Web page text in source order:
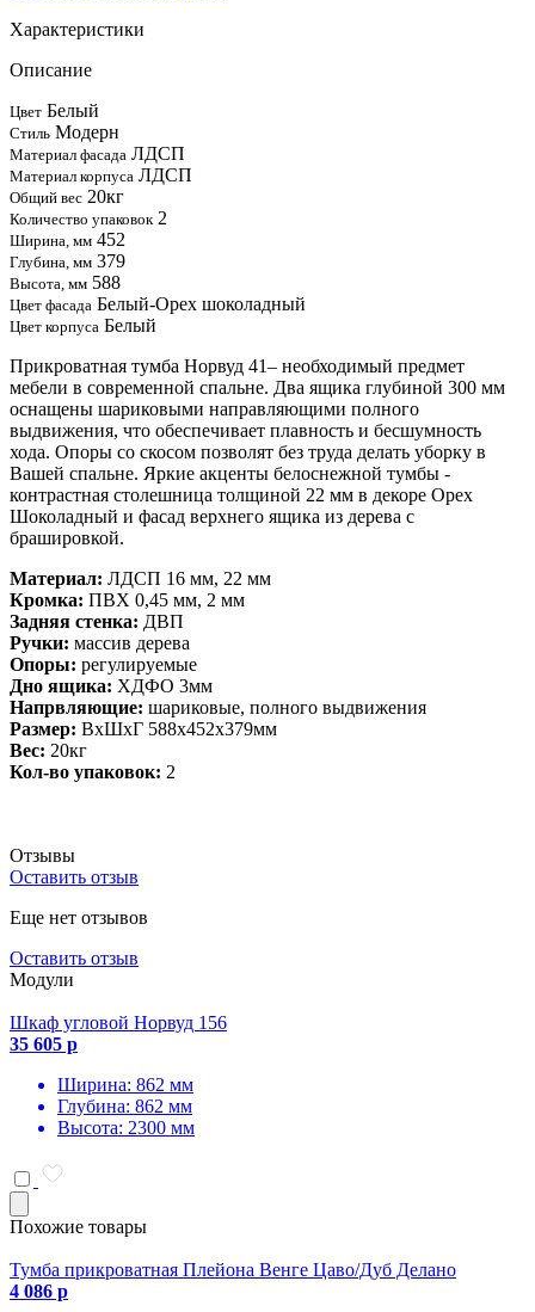
Характеристики
Описание
Цвет Белый
Стиль Модерн
Материал фасада ЛДСП
Материал корпуса ЛДСП
Общий вес 20кг
Количество упаковок 2
Ширина, мм 452
Глубина, мм 379
Высота, мм 588
Цвет фасада Белый-Орех шоколадный
Цвет корпуса Белый
Прикроватная тумба Норвуд 41– необходимый предмет
мебели в современной спальне. Два ящика глубиной 300 мм
оснащены шариковыми направляющими полного
выдвижения, что обеспечивает плавность и бесшумность
хода. Опоры со скосом позволят без труда делать уборку в
Вашей спальне. Яркие акценты белоснежной тумбы -
контрастная столешница толщиной 22 мм в декоре Орех
Шоколадный и фасад верхнего ящика из дерева с
брашировкой.
Материал: ЛДСП 16 мм, 22 мм
Кромка: ПВХ 0,45 мм, 2 мм
Задняя стенка: ДВП
Ручки: массив дерева
Опоры: регулируемые
Дно ящика: ХДФО 3мм
Напрвляющие: шариковые, полного выдвижения
Размер: ВxШxГ 588x452x379мм
Вес: 20кг
Кол-во упаковок: 2
Отзывы
Оставить отзыв
Еще нет отзывов
Оставить отзыв
Модули
Шкаф угловой Норвуд 156
35 605 р
Ширина: 862 мм
Глубина: 862 мм
Высота: 2300 мм
Похожие товары
Тумба прикроватная Плейона Венге Цаво/Дуб Делано
4 086 р